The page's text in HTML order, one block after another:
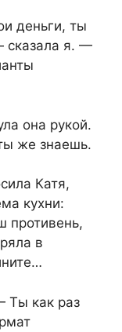
деньги, ты
сказала я. —
она рукой.
же знаешь.
Катя,
кухни:
противень,
в
Ты как раз